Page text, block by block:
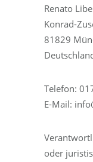
Renato
Konrad-
81829
Telefon:
E-Mail:
oder